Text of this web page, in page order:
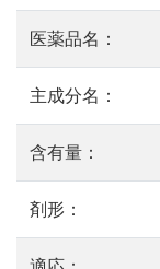
医薬品名：
主成分名：
含有量：
剤形：